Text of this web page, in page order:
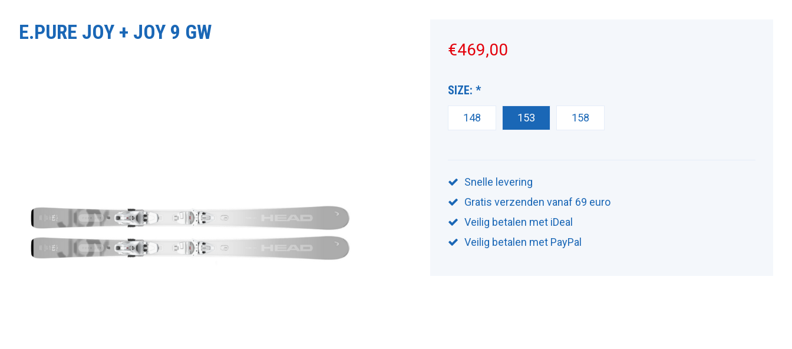
E.PURE JOY + JOY 9 GW
€469,00
SIZE: *
148 153 158
Snelle levering
Gratis verzenden vanaf 69 euro
Veilig betalen met iDeal
Veilig betalen met PayPal